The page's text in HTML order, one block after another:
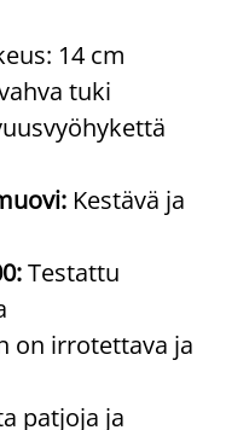
14 cm
tuki
Kestävä ja
Testattu
on irrotettava ja
patjoja ja